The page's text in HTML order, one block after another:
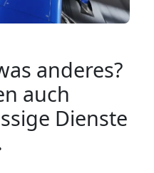
anderes?
auch
Dienste